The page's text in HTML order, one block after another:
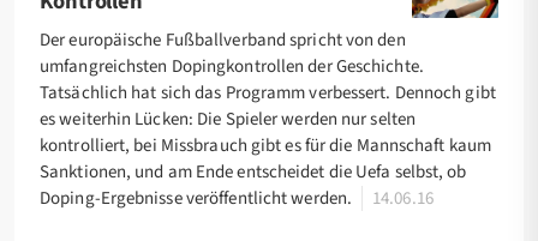
Der europäische Fußballverband spricht von den
umfangreichsten Dopingkontrollen der Geschichte.
Tatsächlich hat sich das Programm verbessert. Dennoch gibt
es weiterhin Lücken: Die Spieler werden nur selten
kontrolliert, bei Missbrauch gibt es für die Mannschaft kaum
Sanktionen, und am Ende entscheidet die Uefa selbst, ob
Doping-Ergebnisse veröffentlicht werden.
14.06.16